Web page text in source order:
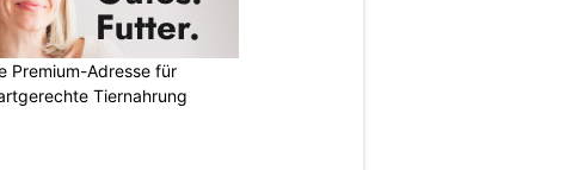
Premium-Adresse für
Tiernahrung